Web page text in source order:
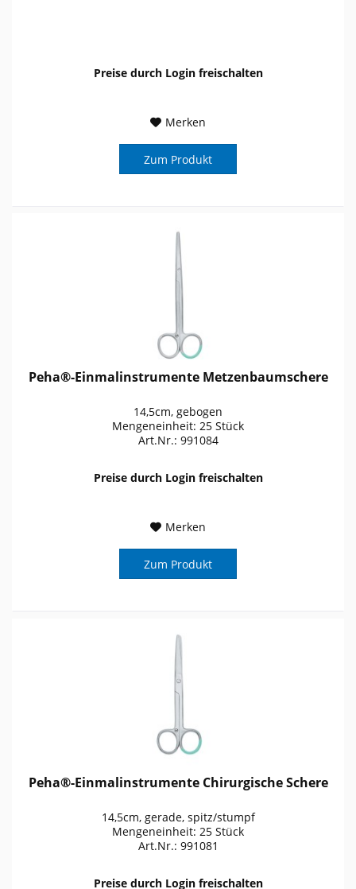
Preise durch Login freischalten
Merken
Zum Produkt
Peha®-Einmalinstrumente Metzenbaumschere
14,5cm, gebogen
Mengeneinheit: 25 Stück
Art.Nr.: 991084
Preise durch Login freischalten
Merken
Zum Produkt
Peha®-Einmalinstrumente Chirurgische Schere
14,5cm, gerade, spitz/stumpf
Mengeneinheit: 25 Stück
Art.Nr.: 991081
Preise durch Login freischalten